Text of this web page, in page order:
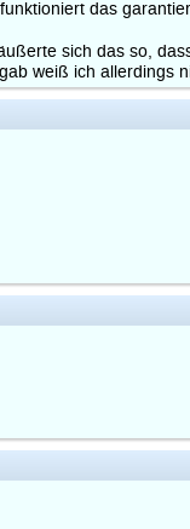
das
sich das so,
weiß ich allerdings